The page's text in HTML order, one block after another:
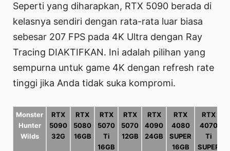
Seperti yang diharapkan, RTX 5090 berada di
kelasnya sendiri dengan rata-rata luar biasa
sebesar 207 FPS pada 4K Ultra dengan Ray
Tracing DIAKTIFKAN. Ini adalah pilihan yang
sempurna untuk game 4K dengan refresh rate
tinggi jika Anda tidak suka kompromi.
Monster
Hunter
Wilds
RTX
5090
32G
RTX
5080
16GB
RTX
5070
Ti
16GB
RTX
5070
12GB
RTX
4090
24GB
RTX
4080
SUPER
16GB
RTX
4070
Ti
SUPER